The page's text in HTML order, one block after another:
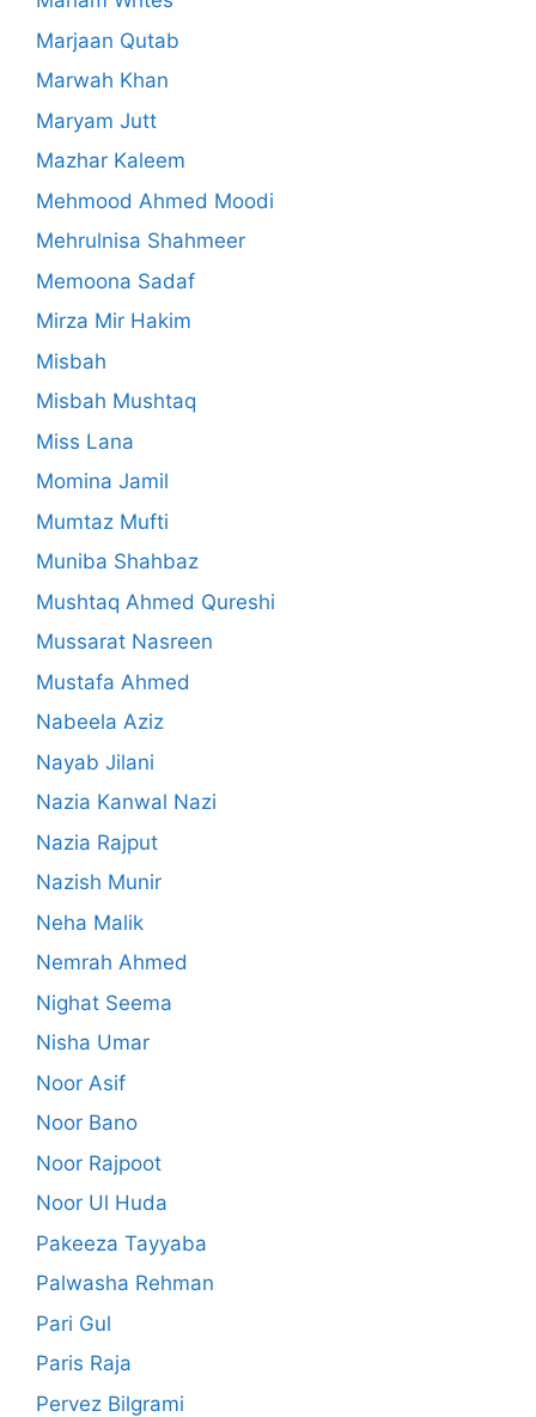
Marjaan Qutab
Marwah Khan
Maryam Jutt
Mazhar Kaleem
Mehmood Ahmed Moodi
Mehrulnisa Shahmeer
Memoona Sadaf
Mirza Mir Hakim
Misbah
Misbah Mushtaq
Miss Lana
Momina Jamil
Mumtaz Mufti
Muniba Shahbaz
Mushtaq Ahmed Qureshi
Mussarat Nasreen
Mustafa Ahmed
Nabeela Aziz
Nayab Jilani
Nazia Kanwal Nazi
Nazia Rajput
Nazish Munir
Neha Malik
Nemrah Ahmed
Nighat Seema
Nisha Umar
Noor Asif
Noor Bano
Noor Rajpoot
Noor Ul Huda
Pakeeza Tayyaba
Palwasha Rehman
Pari Gul
Paris Raja
Pervez Bilgrami